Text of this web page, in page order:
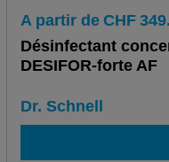
A partir de CHF
Désinfectant
DESIFOR-forte AF
Dr. Schnell